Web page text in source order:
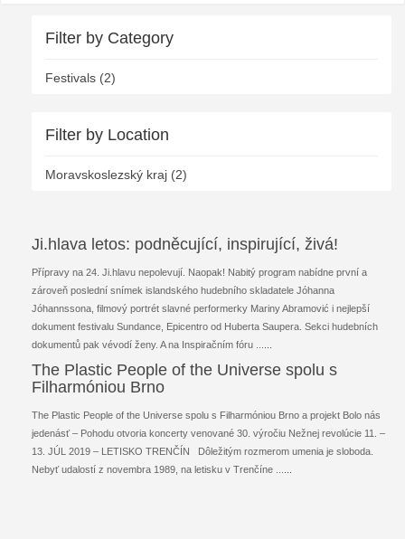
Filter by Category
Festivals (2)
Filter by Location
Moravskoslezský kraj (2)
Ji.hlava letos: podněcující, inspirující, živá!
Přípravy na 24. Ji.hlavu nepolevují. Naopak! Nabitý program nabídne první a
zároveň poslední snímek islandského hudebního skladatele Jóhanna
Jóhannssona, filmový portrét slavné performerky Mariny Abramović i nejlepší
dokument festivalu Sundance, Epicentro od Huberta Saupera. Sekci hudebních
dokumentů pak vévodí ženy. A na Inspiračním fóru ...
The Plastic People of the Universe spolu s
Filharmóniou Brno
The Plastic People of the Universe spolu s Filharmóniou Brno a projekt Bolo nás
jedenásť – Pohodu otvoria koncerty venované 30. výročiu Nežnej revolúcie 11. –
13. JÚL 2019 – LETISKO TRENČÍN Dôležitým rozmerom umenia je sloboda.
Nebyť udalostí z novembra 1989, na letisku v Trenčíne ...